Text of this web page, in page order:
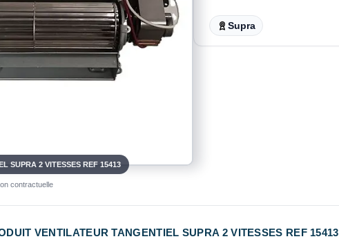
SUPRA 2 VITESSES REF 15413
contractuelle
Supra
VENTILATEUR TANGENTIEL SUPRA 2 VITESSES REF 15413